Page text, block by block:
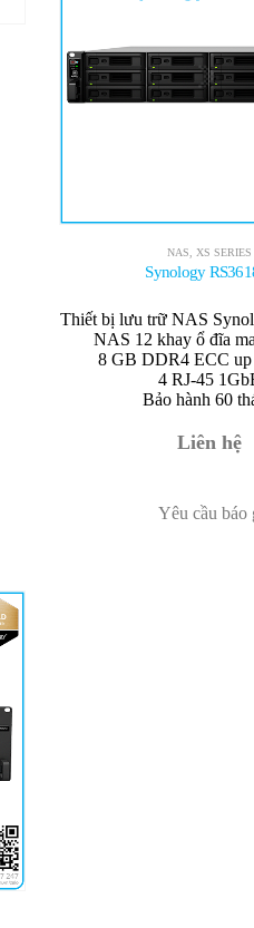
NAS XS SERIES
Synology
Thiết bị lưu trữ NAS
NAS 12 khay ổ đĩa
8 GB DDR4 ECC
4 RJ-45
Bảo hành 60
Liên hệ
Yêu cầu báo